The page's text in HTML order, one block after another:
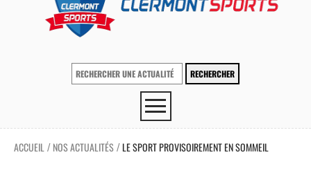
ACCUEIL / NOS ACTUALITÉS /LE SPORT PROVISOIREMENT EN SOMMEIL